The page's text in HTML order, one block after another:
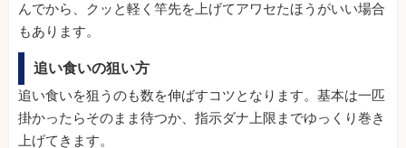
んでから、クッと軽く竿先を上げてアワセたほうがいい場合
もあります。
追い食いの狙い方
追い食いを狙うのも数を伸ばすコツとなります。基本は一匹
掛かったらそのまま待つか、指示ダナ上限までゆっくり巻き
上げてきます。